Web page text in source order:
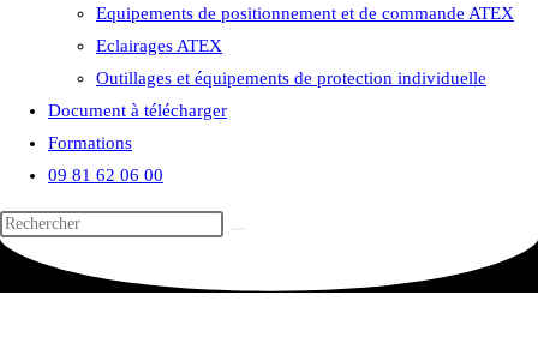
Equipements de positionnement et de commande ATEX
Eclairages ATEX
Outillages et équipements de protection individuelle
Document à télécharger
Formations
09 81 62 06 00